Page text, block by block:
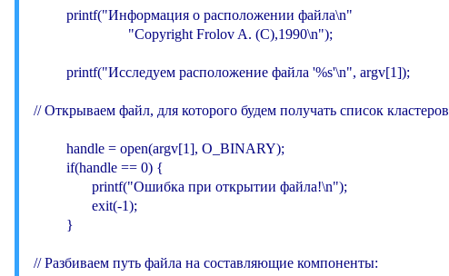
         printf("Информация о расположении файла\n"
                          "Copyright Frolov A. (C),1990\n");
         printf("Исследуем расположение файла '%s'\n", argv[1]);
// Открываем файл, для которого будем получать список кластеров
         handle = open(argv[1], O_BINARY);
         if(handle == 0) {
                printf("Ошибка при открытии файла!\n");
                exit(-1);
         }
// Разбиваем путь файла на составляющие компоненты: